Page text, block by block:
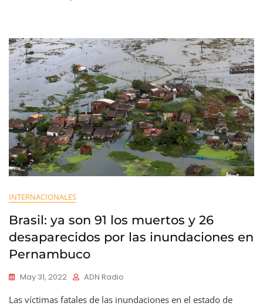
INTERNACIONALES
Brasil: ya son 91 los muertos y 26
desaparecidos por las inundaciones en
Pernambuco
May 31, 2022 ADN Radio
Las víctimas fatales de las inundaciones en el estado de